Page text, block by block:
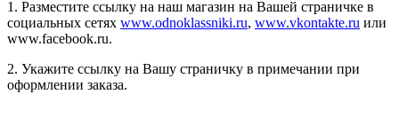
1. Разместите ссылку на наш магазин на Вашей страничке в
социальных сетях www.odnoklassniki.ru, www.vkontakte.ru или
www.facebook.ru.
2. Укажите ссылку на Вашу страничку в примечании при
оформлении заказа.